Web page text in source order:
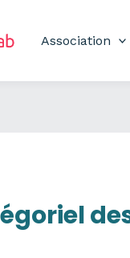
Association